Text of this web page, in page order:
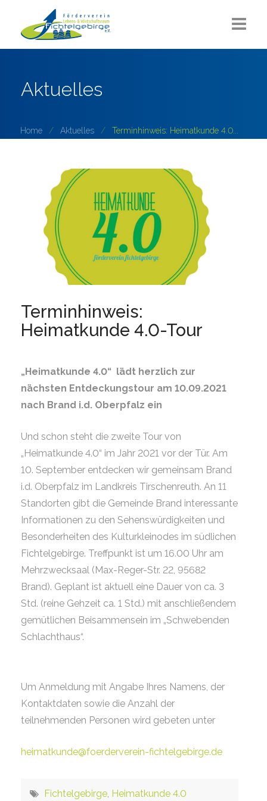
Über uns
ZUKUNFT Fichtelgebirge
Aktuelles
Home Aktuelles Terminhinweis: Heimatkunde 4.0...
Terminhinweis:
Heimatkunde 4.0-Tour
„Heimatkunde 4.0“ lädt herzlich zur
nächsten Entdeckungstour am 10.09.2021
nach Brand i.d. Oberpfalz ein
Und schon steht die zweite Tour von
„Heimatkunde 4.0“ im Jahr 2021 vor der Tür. Am
10. September entdecken wir gemeinsam Brand
i.d. Oberpfalz im Landkreis Tirschenreuth. An 11
Standorten gibt die Gemeinde Brand interessante
Informationen zu den Sehenswürdigkeiten und
Besonderheiten des Kulturkleinodes im südlichen
Fichtelgebirge. Treffpunkt ist um 16.00 Uhr am
Mehrzwecksaal (Max-Reger-Str. 22, 95682
Brand). Geplant ist aktuell eine Dauer von ca. 3
Std. (reine Gehzeit ca. 1 Std.) mit anschließendem
gemütlichen Beisammensein im „Schwebenden
Schlachthaus“.
Um Anmeldung mit Angabe Ihres Namens, der
Kontaktdaten sowie die Anzahl der
teilnehmenden Personen wird gebeten unter
heimatkunde@foerderverein-fichtelgebirge.de
Fichtelgebirge, Heimatkunde 4.0